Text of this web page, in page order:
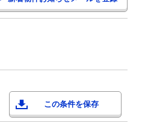
この条件を保存